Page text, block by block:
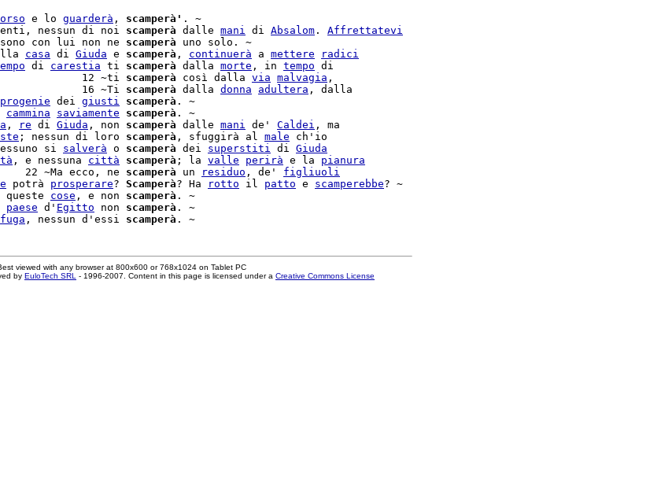
e lo guarderà , scamperà' . ~
nessun di noi scamperà dalle mani di Absalom . Affrettatevi
con lui non ne scamperà uno solo. ~
casa di Giuda e scamperà , continuerà a mettere
radici
di carestia ti scamperà dalla morte , in tempo di
12 ~ti scamperà così dalla via malvagia ,
16 ~Ti scamperà dalla donna adultera , dalla
progenie dei giusti scamperà . ~
cammina saviamente scamperà
, re di Giuda , non scamperà dalle mani de' Caldei , ma
; nessun di loro scamperà , sfuggirà al male ch'io
si salverà o scamperà dei superstiti di Giuda
, e nessuna città scamperà ; la valle perirà e la pianura
~Ma ecco, ne scamperà un residuo , de' figliuoli
potrà prosperare? Scamperà? Ha rotto il patto e scamperebbe? ~
cose , e non scamperà . ~
paese d' Egitto non scamperà . ~
fuga , nessun d'essi scamperà
viewed with any browser at 800x600 or 768x1024 on Tablet PC
by EuloTech SRL - 1996-2007. Content in this page is licensed under a Creative Commons License